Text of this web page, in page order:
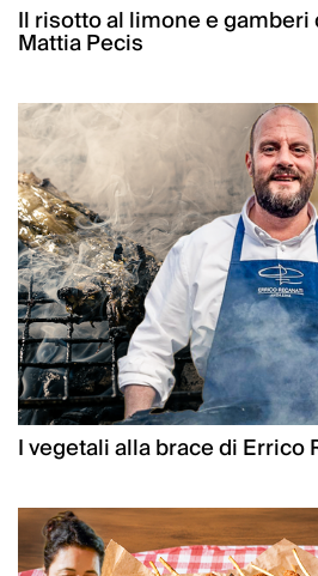
Il risotto al limone e gamberi
Mattia Pecis
I vegetali alla brace di Errico